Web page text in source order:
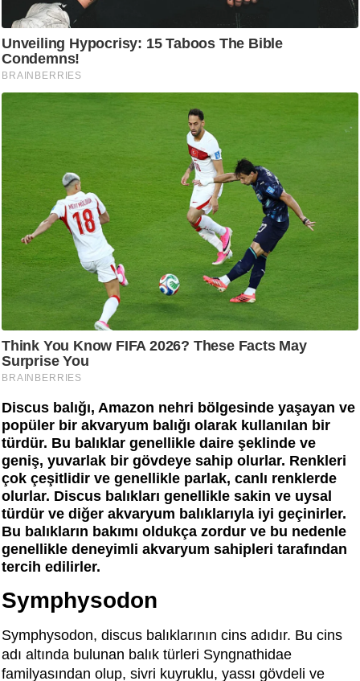
Discus balığı, Amazon nehri bölgesinde yaşayan ve
popüler bir akvaryum balığı olarak kullanılan bir
türdür. Bu balıklar genellikle daire şeklinde ve
geniş, yuvarlak bir gövdeye sahip olurlar. Renkleri
çok çeşitlidir ve genellikle parlak, canlı renklerde
olurlar. Discus balıkları genellikle sakin ve uysal
türdür ve diğer akvaryum balıklarıyla iyi geçinirler.
Bu balıkların bakımı oldukça zordur ve bu nedenle
genellikle deneyimli akvaryum sahipleri tarafından
tercih edilirler.
Symphysodon
Symphysodon, discus balıklarının cins adıdır. Bu cins
adı altında bulunan balık türleri Syngnathidae
familyasından olup, sivri kuyruklu, yassı gövdeli ve